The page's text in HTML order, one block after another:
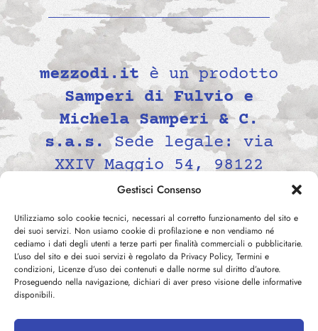
Gestisci Consenso
Utilizziamo solo cookie tecnici, necessari al corretto funzionamento del sito e
dei suoi servizi. Non usiamo cookie di profilazione e non vendiamo né
cediamo i dati degli utenti a terze parti per finalità commerciali o pubblicitarie.
L’uso del sito e dei suoi servizi è regolato da Privacy Policy, Termini e
condizioni, Licenze d’uso dei contenuti e dalle norme sul diritto d’autore.
Proseguendo nella navigazione, dichiari di aver preso visione delle informative
disponibili.
mezzodi.it è un prodotto
Samperi di Fulvio e
Michela Samperi & C.
s.a.s. Sede legale: via
XXIV Maggio 54, 98122
Messina, Italia P.IVA
02139690834 -
contatti@mezzodi.it